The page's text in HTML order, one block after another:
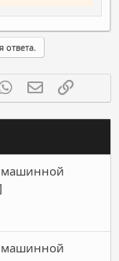
ответа.
WhatsAppЭлектронная